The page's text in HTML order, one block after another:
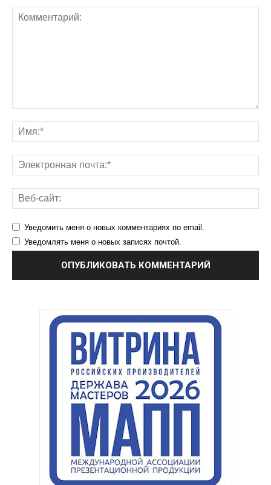
Уведомить меня о новых комментариях по email.
Уведомлять меня о новых записях почтой.